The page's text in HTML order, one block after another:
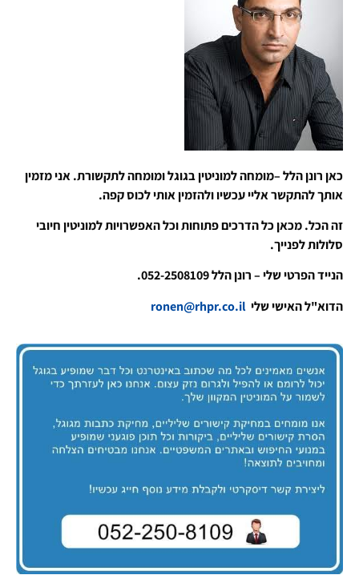
כאן רונן הלל –מומחה למוניטין בגוגל ומומחה לתקשורת. אני מזמין
אותך להתקשר אליי עכשיו ולהזמין אותי לכוס קפה.
זה הכל. מכאן כל הדרכים פתוחות וכל האפשרויות למוניטין חיובי
סלולות לפנייך.
הנייד הפרטי שלי – רונן הלל 052-2508109.
הדוא"ל האישי שלי